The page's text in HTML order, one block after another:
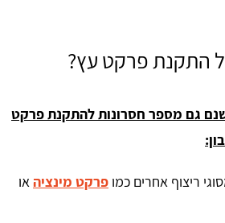
התקנת פרקט עץ?
גם מספר חסרונות להתקנת פרקט
ריצוף אחרים כמו פרקט מינציהאו